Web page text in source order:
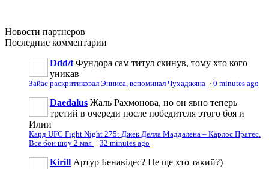
Новости партнеров
Последние комментарии
Ddd/t Фундора сам титул скинув, тому хто кого
уникав
Зайас раскритиковал Энниса, вспоминал Чухаджяна · 0 minutes ago
Daedalus Жаль Рахмонова, но он явно теперь
третий в очереди после победителя этого боя и
Илии
Кард UFC Fight Night 275: Джек Делла Маддалена – Карлос Пратес.
Все бои шоу 2 мая · 32 minutes ago
Kirill Артур Бенавідес? Це ще хто такий?)